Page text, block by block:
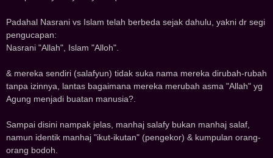
Padahal Nasrani vs Islam telah berbeda sejak dahulu, yakni dr segi
pengucapan:
Nasrani "Allah", Islam "Alloh".
& mereka sendiri (salafyun) tidak suka nama mereka dirubah-rubah
tanpa izinnya, lantas bagaimana mereka merubah asma "Allah" yg
Agung menjadi buatan manusia?.
Sampai disini nampak jelas, manhaj salafy bukan manhaj salaf,
namun identik manhaj "ikut-ikutan" (pengekor) & kumpulan orang-
orang bodoh.